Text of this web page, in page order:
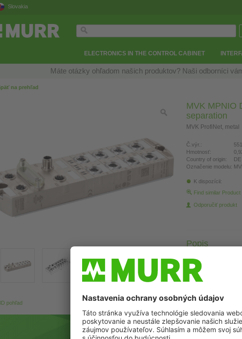
Slovakia
ELECTRONICS IN THE CONTROL CABINET
Máte otázky ohľadom našich produktov? Naši odborníci
na prehľad
pohľad Produkt sa môže líšiť od zobrazenia
MVK MPNIO
separation
MVK ProfiNet, metal
Č.výr.:
Hmotnosť:
Country of origin:
DE
Označenie modelu:
K dispozícii:
Find similar Product
Odporučiť produkt
Popis
Digital inputs
DI16 (IRT)
Ethernet 10/100 Mbit/
M12 power, 4-pin, L-
Fast-Start-Up (FSU)
Galvanic isolation
Connection cables are
Housing fully potted.